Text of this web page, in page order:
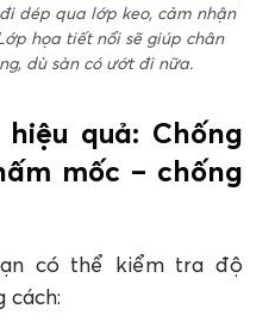
dép qua lớp keo, cảm nhận
họa tiết nổi sẽ giúp chân
dù sàn có ướt đi nữa.
quả: Chống
mốc – chống
có thể kiểm tra độ
cách: